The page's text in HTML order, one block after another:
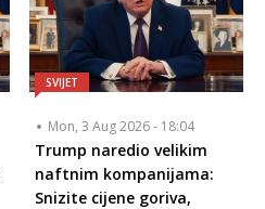
SVIJET
Mon, 3 Aug 2026 - 18:04
Trump naredio velikim
naftnim kompanijama:
Snizite cijene goriva,